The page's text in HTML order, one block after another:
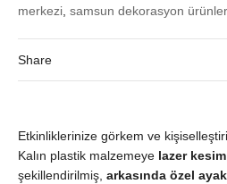
merkezi samsun dekorasyon
Share
Etkinliklerinize görkem ve
Kalın plastik malzemeye lazer kesim
şekillendirilmiş, arkasında özel ayak